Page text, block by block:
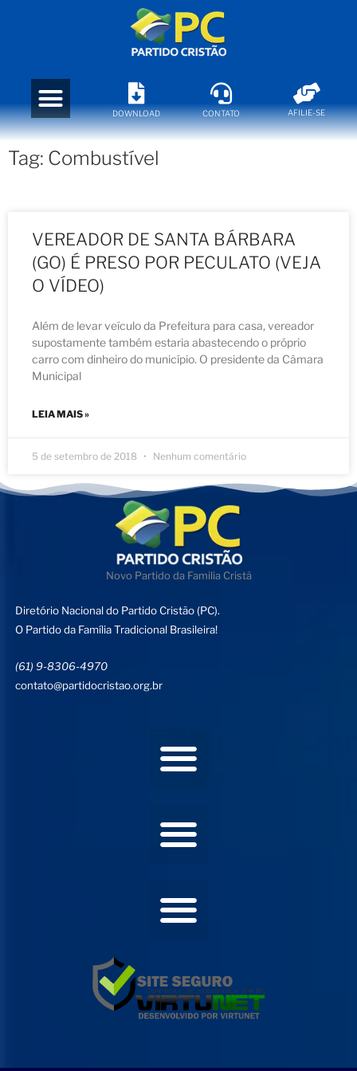
DOWNLOAD CONTATO AFILIE-SE
Tag: Combustível
VEREADOR DE SANTA BÁRBARA
(GO) É PRESO POR PECULATO (VEJA
O VÍDEO)
Além de levar veículo da Prefeitura para casa, vereador
supostamente também estaria abastecendo o próprio
carro com dinheiro do município. O presidente da Câmara
Municipal
LEIA MAIS »
5 de setembro de 2018 Nenhum comentário
Novo Partido da Familia Cristã
Diretório Nacional do Partido Cristão (PC).
O Partido da Família Tradicional Brasileira!
(61) 9-8306-4970
contato@partidocristao.org.br